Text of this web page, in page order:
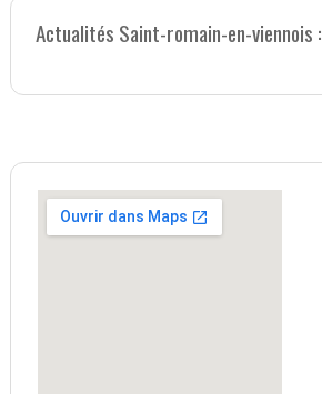
Actualités Saint-romain-en-viennois :